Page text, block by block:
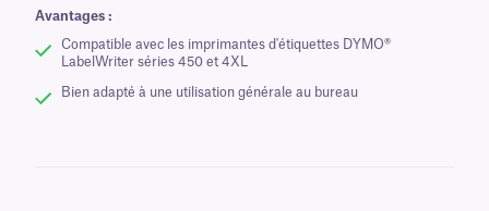
Avantages :
Compatible avec les imprimantes d'étiquettes DYMO®
LabelWriter séries 450 et 4XL
Bien adapté à une utilisation générale au bureau